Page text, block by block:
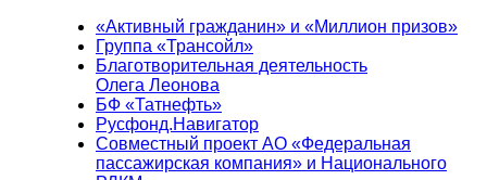
«Активный гражданин» и «Миллион призов»
Группа «Трансойл»
Благотворительная деятельность
Олега Леонова
БФ «Татнефть»
Русфонд.Навигатор
Совместный проект АО «Федеральная
пассажирская компания» и Национального